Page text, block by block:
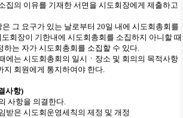
집의 이유를 기재한 서면을 시도회장에게 제출하고
그 요구가 있는 날로부터 20일 내에 시도회총회를
도회장이 기한내에 시도회총회를 소집하지 아니할 때
하는 자가 시도회총회를 소집할 수 있다.
에는 시도회총회의 일시 ㆍ 장소 및 회의의 목적사항
지 회원에게 통지하여야 한다.
사항)
사항을 의결한다.
받은 시도회운영세칙의 제정 및 개정